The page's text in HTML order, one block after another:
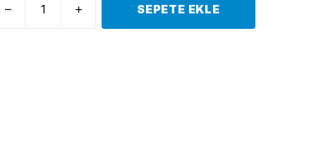
SEPETE EKLE